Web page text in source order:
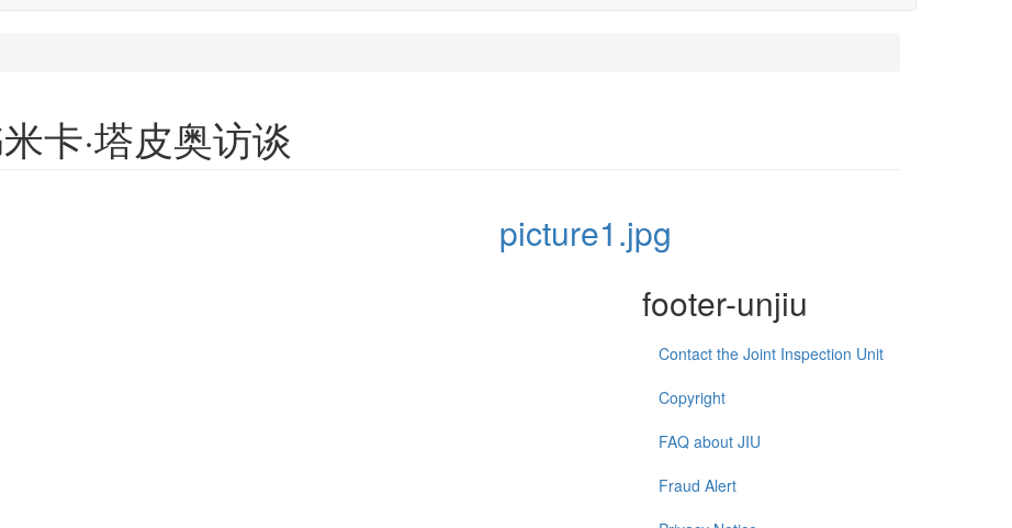
卡·塔皮奥访谈
picture1.jpg
footer-unjiu
Contact the Joint Inspection Unit
Copyright
FAQ about JIU
Fraud Alert